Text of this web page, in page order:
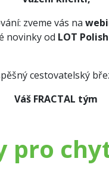
zveme vás na
novinky od LOT
cestovatelský
Váš FRACTAL tým
pro